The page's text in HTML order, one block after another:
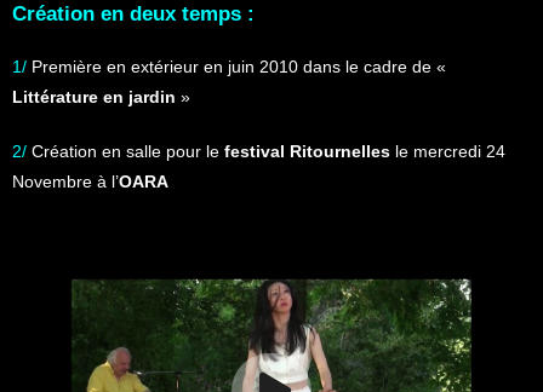
Création en deux temps :
1/ Première en extérieur en juin 2010 dans le cadre de «
Littérature en jardin »
2/ Création en salle pour le festival Ritournelles le mercredi 24
Novembre à l’OARA